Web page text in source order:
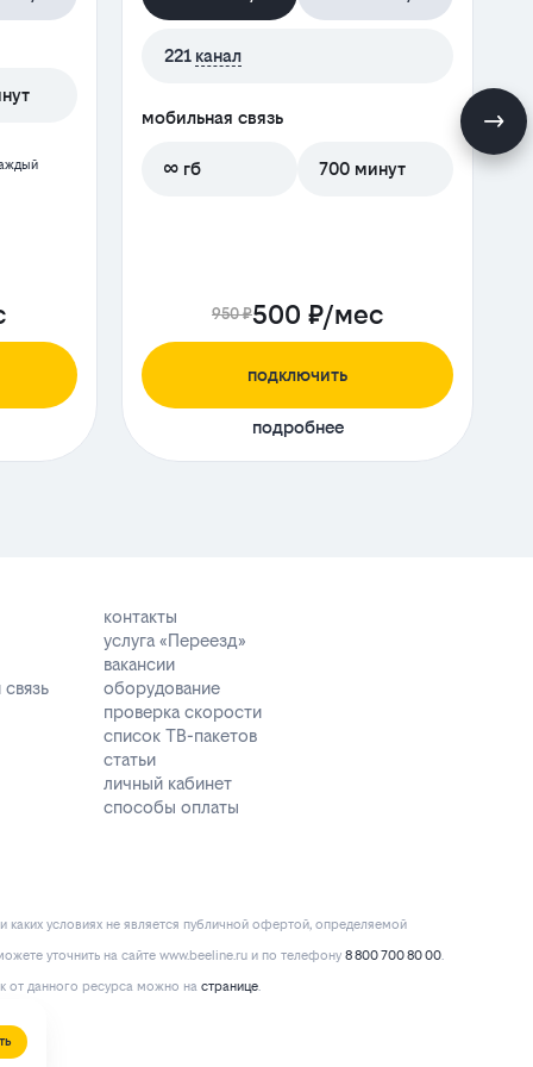
221 канал
мобильная связь
∞ гб 700 минут
950 ₽500 ₽/мес
подключить
подробнее
контакты
услуга «Переезд»
вакансии
оборудование
проверка скорости
список ТВ-пакетов
статьи
личный кабинет
способы оплаты
условиях не является публичной офертой, определяемой
уточнить на сайте www.beeline.ru и по телефону 8 800 700 80 00.
от данного ресурса можно на странице.